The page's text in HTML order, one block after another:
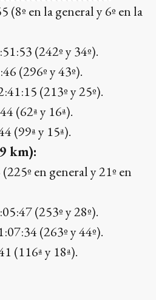
(8º en la general y 6º en la
(242º y 34º).
(296º y 43º).
(213º y 25º).
(62ª y 16ª).
(99ª y 15ª).
km):
en general y 21º en
(253º y 28º).
(263º y 44º).
(116ª y 18ª).